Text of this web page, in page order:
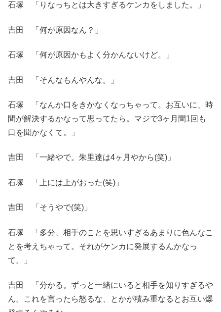
石塚 「りなっちとは大きすぎるケンカをしました。」
吉田 「何が原因なん？」
石塚 「何が原因かもよく分かんないけど。」
吉田 「そんなもんやんな。」
石塚 「なんか口をきかなくなっちゃって。お互いに、時
間が解決するかなって思ってたら。マジで3ヶ月間1回も
口を聞かなくて。」
吉田 「一緒やで。朱里達は4ヶ月やから(笑)」
石塚 「上には上がおった(笑)」
吉田 「そうやで(笑)」
石塚 「多分、相手のことを思いすぎるあまりに色んなこ
とを考えちゃって。それがケンカに発展するんかなっ
て。」
吉田 「分かる。ずっと一緒にいると相手を知りすぎるや
ん。これを言ったら怒るな、とかが積み重なるとお互い爆